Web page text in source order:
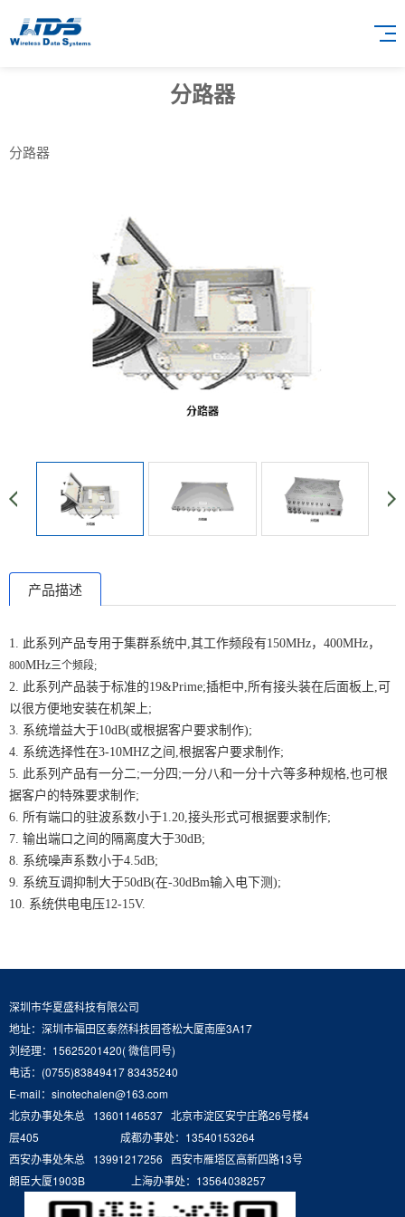
分路器
分路器
产品描述
1. 此系列产品专用于集群系统中,其工作频段有150MHz，400MHz，
800MHz三个频段;
2. 此系列产品装于标准的19&Prime;插柜中,所有接头装在后面板上,可
以很方便地安装在机架上;
3. 系统增益大于10dB(或根据客户要求制作);
4. 系统选择性在3-10MHZ之间,根据客户要求制作;
5. 此系列产品有一分二;一分四;一分八和一分十六等多种规格,也可根
据客户的特殊要求制作;
6. 所有端口的驻波系数小于1.20,接头形式可根据要求制作;
7. 输出端口之间的隔离度大于30dB;
8. 系统噪声系数小于4.5dB;
9. 系统互调抑制大于50dB(在-30dBm输入电下测);
10. 系统供电电压12-15V.
深圳市华夏盛科技有限公司
地址：深圳市福田区泰然科技园苍松大厦南座3A17
刘经理：15625201420( 微信同号)
电话：(0755)83849417 83435240
E-mail：sinotechalen@163.com
北京办事处朱总 13601146537 北京市淀区安宁庄路26号楼4
层405 成都办事处：13540153264
西安办事处朱总 13991217256 西安市雁塔区高新四路13号
朗臣大厦1903B 上海办事处：13564038257